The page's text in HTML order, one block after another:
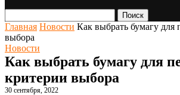
Поиск
Главная Новости Как выбрать бумагу для
выбора
Новости
Как выбрать бумагу для
критерии выбора
30 сентября, 2022